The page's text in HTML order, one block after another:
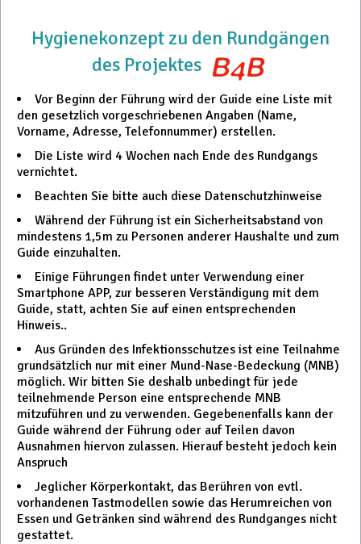
Hygienekonzept zu den Rundgängen
des Projektes
Vor Beginn der Führung wird der Guide eine Liste mit
den gesetzlich vorgeschriebenen Angaben (Name,
Vorname, Adresse, Telefonnummer) erstellen.
Die Liste wird 4 Wochen nach Ende des Rundgangs
vernichtet.
Beachten Sie bitte auch diese Datenschutzhinweise
Während der Führung ist ein Sicherheitsabstand von
mindestens 1,5m zu Personen anderer Haushalte und zum
Guide einzuhalten.
Einige Führungen findet unter Verwendung einer
Smartphone APP, zur besseren Verständigung mit dem
Guide, statt, achten Sie auf einen entsprechenden
Hinweis..
Aus Gründen des Infektionsschutzes ist eine Teilnahme
grundsätzlich nur mit einer Mund-Nase-Bedeckung (MNB)
möglich. Wir bitten Sie deshalb unbedingt für jede
teilnehmende Person eine entsprechende MNB
mitzuführen und zu verwenden. Gegebenenfalls kann der
Guide während der Führung oder auf Teilen davon
Ausnahmen hiervon zulassen. Hierauf besteht jedoch kein
Anspruch
Jeglicher Körperkontakt, das Berühren von evtl.
vorhandenen Tastmodellen sowie das Herumreichen von
Essen und Getränken sind während des Rundganges nicht
gestattet.